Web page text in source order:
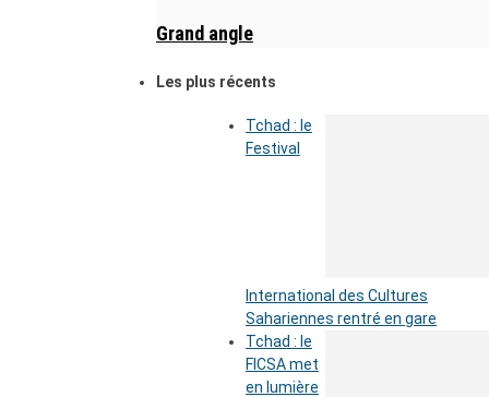
Grand angle
Les plus récents
Tchad : le
Festival
International des Cultures
Sahariennes rentré en gare
Tchad : le
FICSA met
en lumière